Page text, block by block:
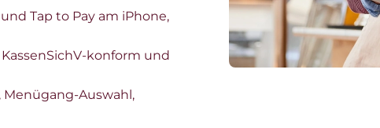
Tap to Pay am iPhone,
KassenSichV-konform und
Auswahl,